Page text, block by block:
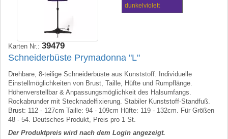
dunkelviolett
Karten Nr.: 39479
Schneiderbüste Prymadonna "L"
Drehbare, 8-teilige Schneiderbüste aus Kunststoff. Individuelle
Einstellmöglichkeiten von Brust, Taille, Hüfte und Rumpflänge.
Höhenverstellbar & Anpassungsmöglichkeit des Halsumfangs.
Rockabrunder mit Stecknadelfixierung. Stabiler Kunststoff-Standfuß.
Brust: 112 - 127cm Taille: 94 - 109cm Hüfte: 119 - 132cm. Für Größen
48 - 54. Deutsches Produkt, Preis pro 1 St.
Der Produktpreis wird nach dem Login angezeigt.